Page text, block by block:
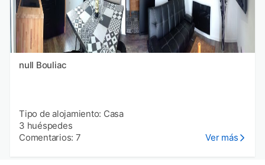
null Bouliac
Tipo de alojamiento: Casa
3 huéspedes
Comentarios: 7
Ver más